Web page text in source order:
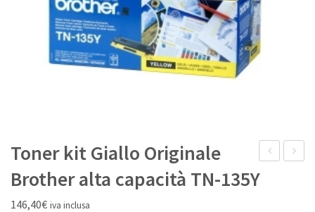
IL MIO ACCOUNT
Toner kit Giallo Originale
Brother alta capacità TN-135Y
146,40€ iva inclusa